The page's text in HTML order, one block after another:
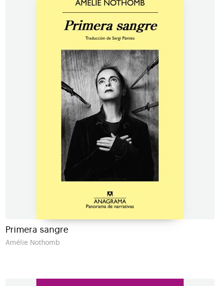
Primera sangre
Amélie Nothomb